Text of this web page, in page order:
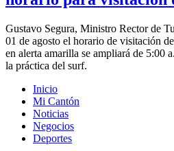
Gustavo Segura, Ministro Rector de
01 de agosto el horario de visitación
en alerta amarilla se ampliará de 5:00
la práctica del surf.
Inicio
Mi Cantón
Noticias
Negocios
Deportes